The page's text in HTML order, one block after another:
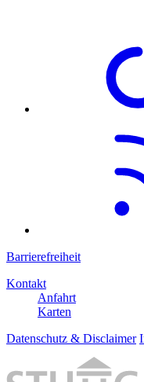
Barrierefreiheit
Kontakt
Anfahrt
Karten
Datenschutz & Disclaimer